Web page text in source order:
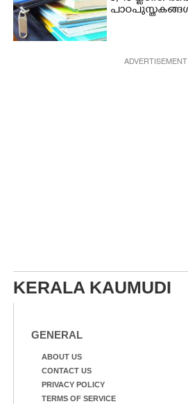
ADVERTISEMENT
KERALA KAUMUDI
GENERAL
ABOUT US
CONTACT US
PRIVACY POLICY
TERMS OF SERVICE